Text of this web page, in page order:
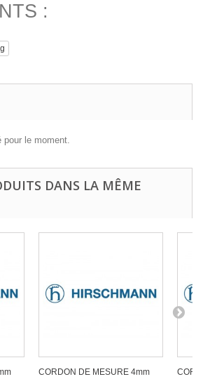
:
pour le moment.
DANS LA MÊME
CORDON DE MESURE 4mm